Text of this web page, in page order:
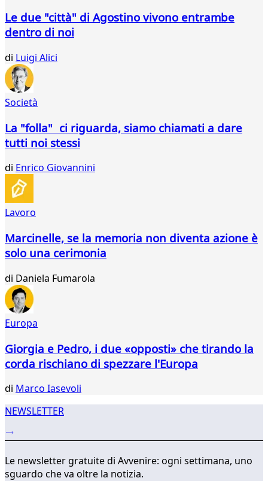
Le due "città" di Agostino vivono entrambe
dentro di noi
di Luigi Alici
Società
La "folla" ci riguarda, siamo chiamati a dare
tutti noi stessi
di Enrico Giovannini
Lavoro
Marcinelle, se la memoria non diventa azione è
solo una cerimonia
di Daniela Fumarola
Europa
Giorgia e Pedro, i due «opposti» che tirando la
corda rischiano di spezzare l'Europa
di Marco Iasevoli
NEWSLETTER
Le newsletter gratuite di Avvenire: ogni settimana, uno
sguardo che va oltre la notizia.